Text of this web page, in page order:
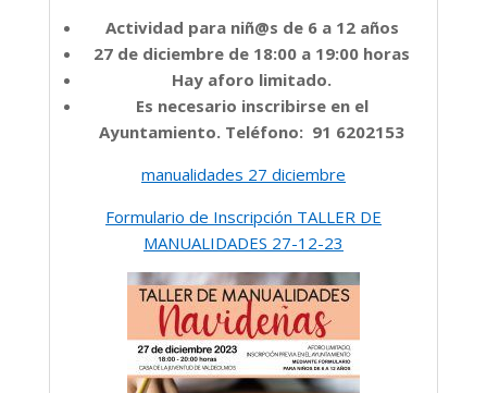
Actividad para niñ@s de 6 a 12 años
27 de diciembre de 18:00 a 19:00 horas
Hay aforo limitado.
Es necesario inscribirse en el
Ayuntamiento. Teléfono: 91 6202153
manualidades 27 diciembre
Formulario de Inscripción TALLER DE
MANUALIDADES 27-12-23